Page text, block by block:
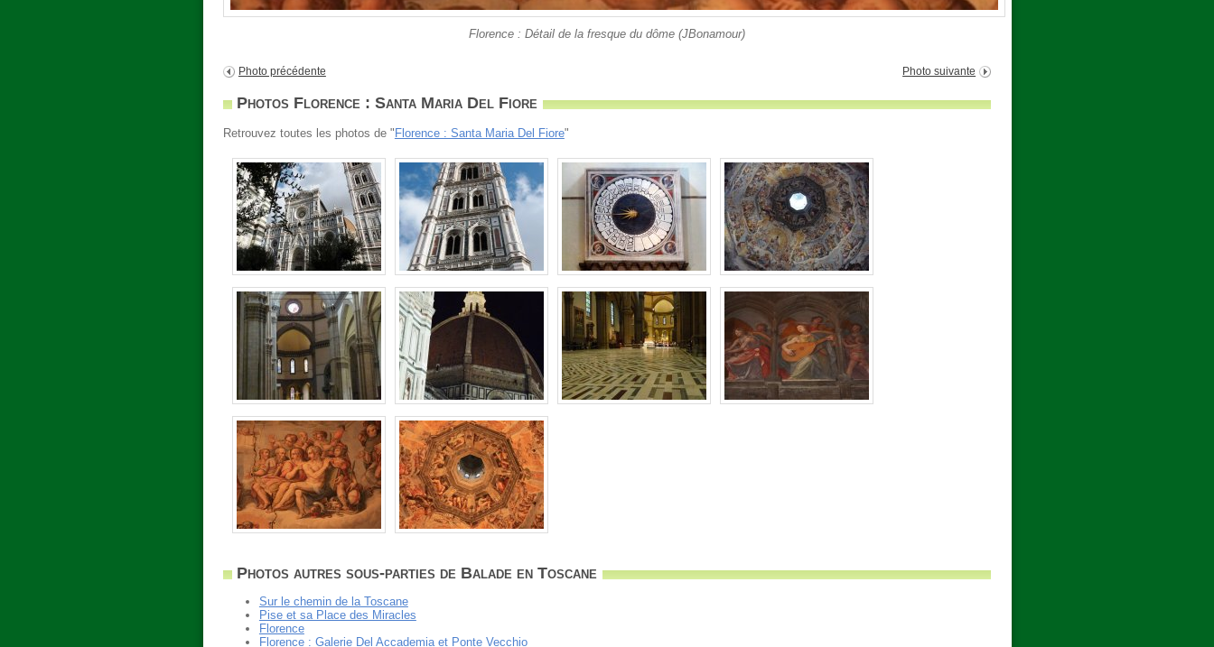
Florence : Détail de la fresque du dôme (JBonamour)
Photo précédente Photo suivante
Photos Florence : Santa Maria Del Fiore
Retrouvez toutes les photos de " Florence : Santa Maria Del Fiore"
Photos autres sous-parties de Balade en Toscane
Sur le chemin de la Toscane
Pise et sa Place des Miracles
Florence
Florence : Galerie Del Accademia et Ponte Vecchio